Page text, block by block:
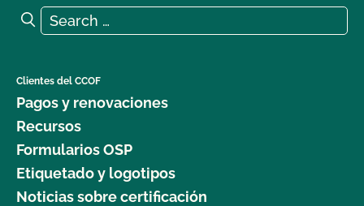
Search for:
Search
Clientes del CCOF
Pagos y renovaciones
Recursos
Formularios OSP
Etiquetado y logotipos
Noticias sobre certificación